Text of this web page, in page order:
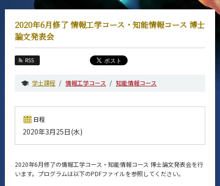
2020年6月修了 情報工学コース・知能情報コース 博士
論文発表会
RSS
学士課程 情報工学コース 知能情報コース
日程
2020年3月25日(水)
2020年6月修了の情報工学コース・知能情報コース 博士論文発表会を行
います。プログラムは以下のPDFファイルを参照してください。
情報工学系について
About Us
教育
Education
教員・研究室
Faculty and Laboratories
未来
Admissions
News
イベントカレンダー
Event Calendar